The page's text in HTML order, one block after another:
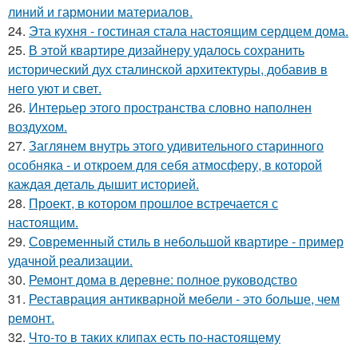
линий и гармонии материалов.
24. Эта кухня - гостиная стала настоящим сердцем дома.
25. В этой квартире дизайнеру удалось сохранить
исторический дух сталинской архитектуры, добавив в
него уют и свет.
26. Интерьер этого пространства словно наполнен
воздухом.
27. Заглянем внутрь этого удивительного старинного
особняка - и откроем для себя атмосферу, в которой
каждая деталь дышит историей.
28. Проект, в котором прошлое встречается с
настоящим.
29. Современный стиль в небольшой квартире - пример
удачной реализации.
30. Ремонт дома в деревне: полное руководство
31. Реставрация антикварной мебели - это больше, чем
ремонт.
32. Что-то в таких клипах есть по-настоящему